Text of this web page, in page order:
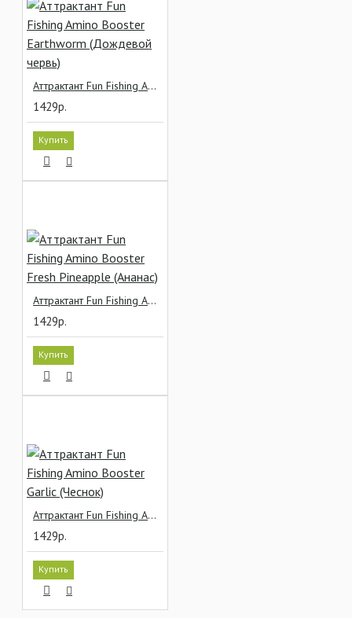
Аттрактант Fun Fishing Amino Booster Earthworm (Дождевой червь)
1429р.
Купить
Аттрактант Fun Fishing Amino Booster Fresh Pineapple (Ананас)
1429р.
Купить
Аттрактант Fun Fishing Amino Booster Garlic (Чеснок)
1429р.
Купить